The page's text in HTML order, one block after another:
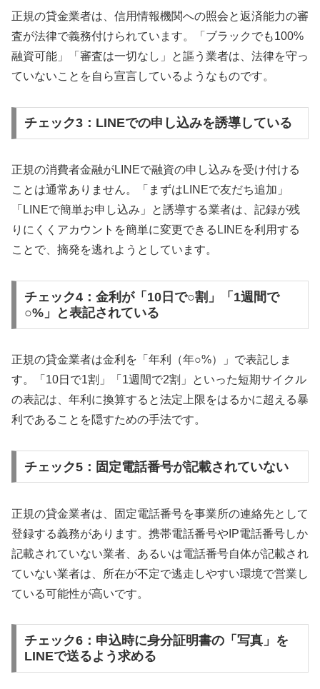
正規の貸金業者は、信用情報機関への照会と返済能力の審
査が法律で義務付けられています。「ブラックでも100%
融資可能」「審査は一切なし」と謳う業者は、法律を守っ
ていないことを自ら宣言しているようなものです。
チェック3：LINEでの申し込みを誘導している
正規の消費者金融がLINEで融資の申し込みを受け付ける
ことは通常ありません。「まずはLINEで友だち追加」
「LINEで簡単お申し込み」と誘導する業者は、記録が残
りにくくアカウントを簡単に変更できるLINEを利用する
ことで、摘発を逃れようとしています。
チェック4：金利が「10日で○割」「1週間で
○%」と表記されている
正規の貸金業者は金利を「年利（年○%）」で表記しま
す。「10日で1割」「1週間で2割」といった短期サイクル
の表記は、年利に換算すると法定上限をはるかに超える暴
利であることを隠すための手法です。
チェック5：固定電話番号が記載されていない
正規の貸金業者は、固定電話番号を事業所の連絡先として
登録する義務があります。携帯電話番号やIP電話番号しか
記載されていない業者、あるいは電話番号自体が記載され
ていない業者は、所在が不定で逃走しやすい環境で営業し
ている可能性が高いです。
チェック6：申込時に身分証明書の「写真」を
LINEで送るよう求める